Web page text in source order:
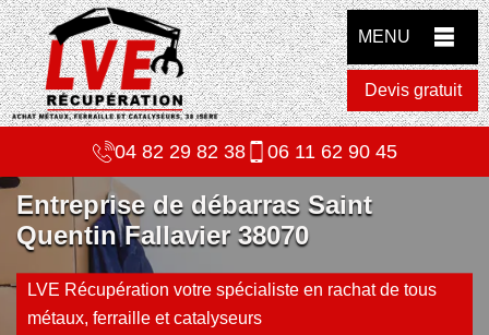
MENU
Devis gratuit
04 82 29 82 38 06 11 62 90 45
Entreprise de débarras Saint
Quentin Fallavier 38070
LVE Récupération votre spécialiste en rachat de tous
métaux, ferraille et catalyseurs